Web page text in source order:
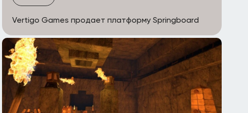
Vertigo Games продает платформу Springboard